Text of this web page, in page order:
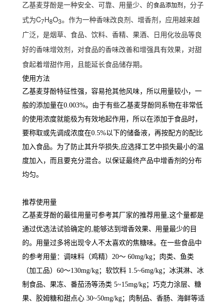
乙基麦芽酚是一种安全、可靠、用量少、的食品添加剂 ，分子
式为C7H8O3。作为一种香味改良剂、增香剂，应用越来越
广泛，是烟草、食品、饮料、香精、果酒、日用化妆品等良
好的香味增效剂，对食品的香味改善和增强具有效果，对甜
食起着增甜作用，且能延长食品储存期。
使用方法
乙基麦芽酚特征性强，容易抢其他风味，所以用量较小，一
般的添加量在0.003%。由于有些乙基麦芽酚同系物在非常低
的使用浓度就能极为有效地起作用，所以在添加于食品时，
要称取或先调成浓度在0.5%以下的储备液，再按配方的配比
加入食品。为了防止其升华损失,应选择工艺中损失最小的温
度加入，而且要充分混合。以保证最终产品中增香剂的分布
均匀。
推荐使用量
乙基麦芽酚的最徍用量可参考其厂家的推荐用量,这个量都是
通过优选法试验确定的,能够达到增香效果、用量最少的目
的。用量过多将出现令人不太喜欢的焦糖味。在一些食品中
的参考用量：调味料（鸡精）20～ 60mg/kg；肉类、鱼类
（加工品）60～130mg/kg；软饮料 1.5~6mg/kg；冰淇淋、冰
制食品、果冻、番茄汤等汤类 5~15mg/kg；巧克力涂层、糖
果、胶姆糖和甜点心 30~50mg/kg；肉制品、香肠、海鲜等适